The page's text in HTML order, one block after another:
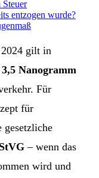
Steuer
entzogen wurde?
gilt in
3,5 Nanogramm
Für
für
gesetzliche
– wenn das
wird und